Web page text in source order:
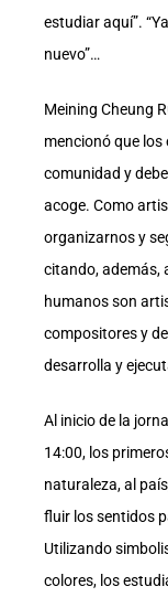
estudiar aquí”.
nuevo”…
Meining Cheung
mencionó que
comunidad y
acoge. Como
organizarnos y
citando, además,
humanos son
compositores y
desarrolla y
Al inicio de la
14:00, los
naturaleza, al
fluir los sentidos
Utilizando
colores, los